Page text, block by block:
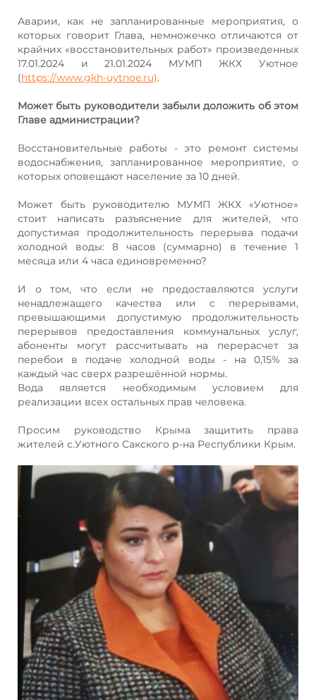
Аварии, как не запланированные мероприятия, о
которых говорит Глава, немножечко отличаются от
крайних «восстановительных работ» произведенных
17.01.2024 и 21.01.2024 МУМП ЖКХ Уютное
(https://www.gkh-uytnoe.ru).
Может быть руководители забыли доложить об этом
Главе администрации?
Восстановительные работы - это ремонт системы
водоснабжения, запланированное мероприятие, о
которых оповещают население за 10 дней.
Может быть руководителю МУМП ЖКХ «Уютное»
стоит написать разъяснение для жителей, что
допустимая продолжительность перерыва подачи
холодной воды: 8 часов (суммарно) в течение 1
месяца или 4 часа единовременно?
И о том, что если не предоставляются услуги
ненадлежащего качества или с перерывами,
превышающими допустимую продолжительность
перерывов предоставления коммунальных услуг,
абоненты могут рассчитывать на перерасчет за
перебои в подаче холодной воды - на 0,15% за
каждый час сверх разрешённой нормы.
Вода является необходимым условием для
реализации всех остальных прав человека.
Просим руководство Крыма защитить права
жителей с.Уютного Сакского р-на Республики Крым.